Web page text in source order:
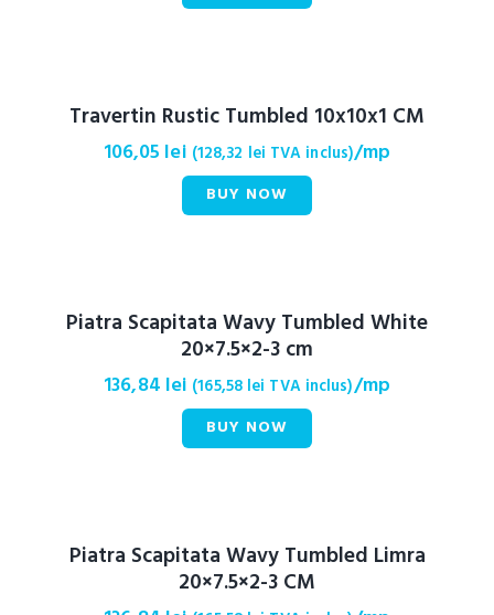
Travertin Rustic Tumbled 10x10x1 CM
106,05 lei (128,32 lei TVA inclus)/mp
BUY NOW
Piatra Scapitata Wavy Tumbled White
20×7.5×2-3 cm
136,84 lei (165,58 lei TVA inclus)/mp
BUY NOW
Piatra Scapitata Wavy Tumbled Limra
20×7.5×2-3 CM